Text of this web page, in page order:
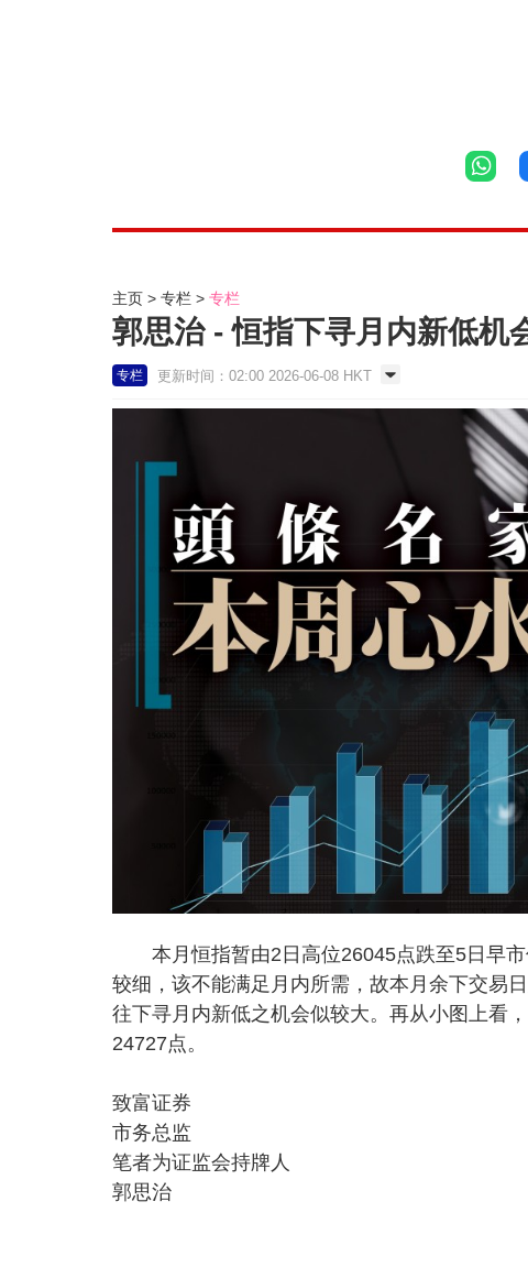
主页 专栏 专栏
郭思治 - 恒指下寻月内新低机
专栏 更新时间：02:00 2026-06-08 HKT
本月恒指暂由2日高位26045点跌至5日早市
较细，该不能满足月内所需，故本月余下交易
往下寻月内新低之机会似较大。再从小图上看
24727点。
致富证券
市务总监
笔者为证监会持牌人
郭思治